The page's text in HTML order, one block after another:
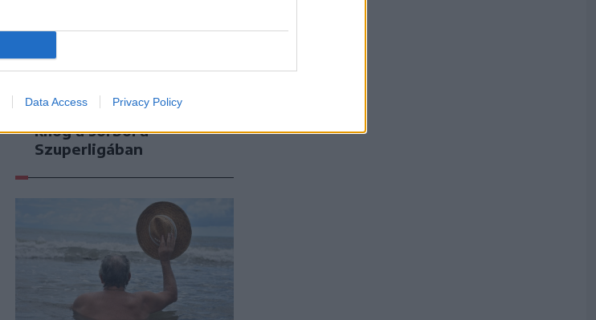
Data Access Privacy Policy
Szembementek a
trenddel: a Sepsi OSK
és az FK Csíkszereda
kilóg a sorból a
Szuperligában